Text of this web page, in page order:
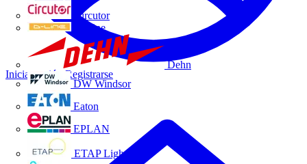
Circutor
D-Line
Dehn
DW Windsor
Eaton
EPLAN
ETAP Lighting
Iniciar sesión Registrarse